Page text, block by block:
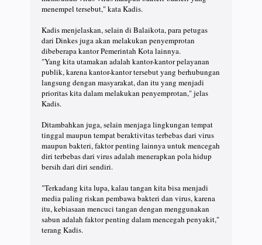
menempel tersebut," kata Kadis.
Kadis menjelaskan, selain di Balaikota, para petugas
dari Dinkes juga akan melakukan penyemprotan
dibeberapa kantor Pemerintah Kota lainnya.
"Yang kita utamakan adalah kantor-kantor pelayanan
publik, karena kantor-kantor tersebut yang berhubungan
langsung dengan masyarakat, dan itu yang menjadi
prioritas kita dalam melakukan penyemprotan," jelas
Kadis.
Ditambahkan juga, selain menjaga lingkungan tempat
tinggal maupun tempat beraktivitas terbebas dari virus
maupun bakteri, faktor penting lainnya untuk mencegah
diri terbebas dari virus adalah menerapkan pola hidup
bersih dari diri sendiri.
"Terkadang kita lupa, kalau tangan kita bisa menjadi
media paling riskan pembawa bakteri dan virus, karena
itu, kebiasaan mencuci tangan dengan menggunakan
sabun adalah faktor penting dalam mencegah penyakit,"
terang Kadis.